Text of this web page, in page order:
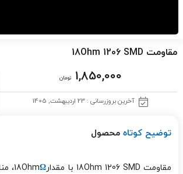
مقاومت 18Ohm 1206 SMD
1,850,000 تومان
آخرین بروزرسانی : 23 اردیبهشت, 1405
توضیح کوتاه محصول
مقاومت 18Ohm 1206 SMD با مقدار18Ohm Ω